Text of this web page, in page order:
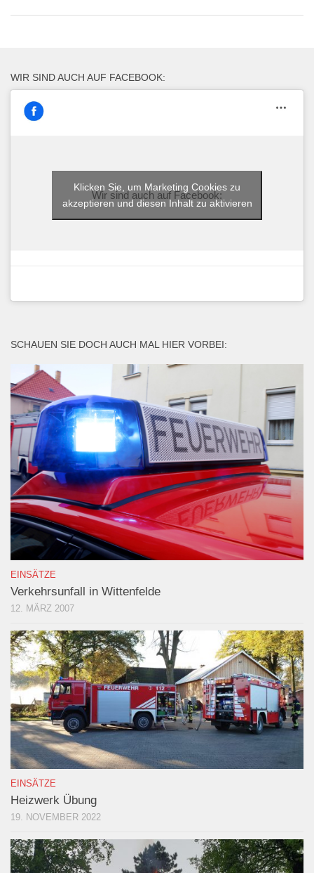
WIR SIND AUCH AUF FACEBOOK:
Wir sind auch auf Facebook:
Klicken Sie, um Marketing Cookies zu
akzeptieren und diesen Inhalt zu aktivieren
SCHAUEN SIE DOCH AUCH MAL HIER VORBEI:
EINSÄTZE
Verkehrsunfall in Wittenfelde
12. MÄRZ 2007
EINSÄTZE
Heizwerk Übung
19. NOVEMBER 2022